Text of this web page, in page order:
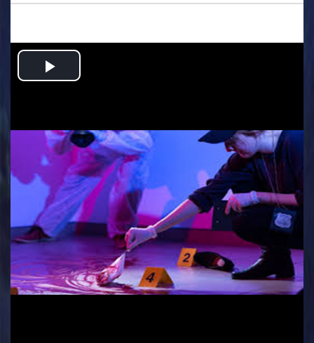
Play